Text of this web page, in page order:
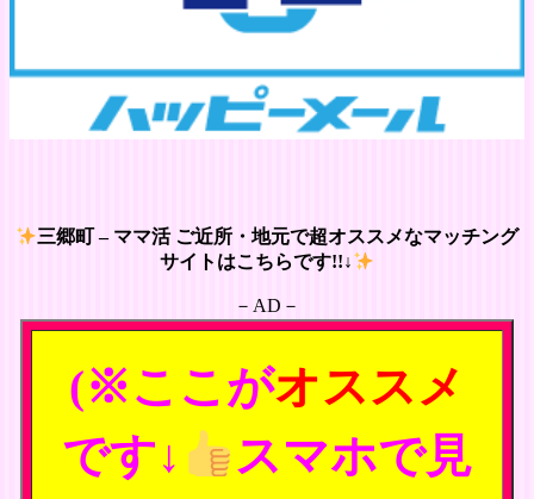
三郷町 – ママ活 ご近所・地元で超オススメなマッチング
サイトはこちらです!!↓
－AD－
(※ここがオススメ
です↓
スマホで見